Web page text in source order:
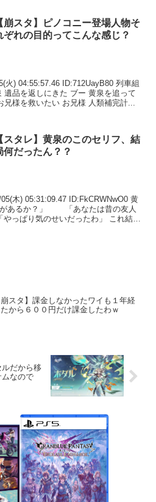
崩スタ】ピノコニー登場人物そ
ぞれの目的ってこんな感じ？
火) 04:55:57.46 ID:712UayB80 列車組
遺品を返しにきた ブー 黄泉を追って
様を救いたい お兄様 人類補完計...
スタレ】黄泉のこのセリフ、結
何だったん？？
木) 05:31:09.47 ID:FkCRWNwO0 黄
があるか？」 「あなたは昔の友人
やっぱり気のせいだったわ」 これ結
崩スタ】課金しなかったワイも１年経
たから６００円だけ課金したわｗ
ルだから移
なので